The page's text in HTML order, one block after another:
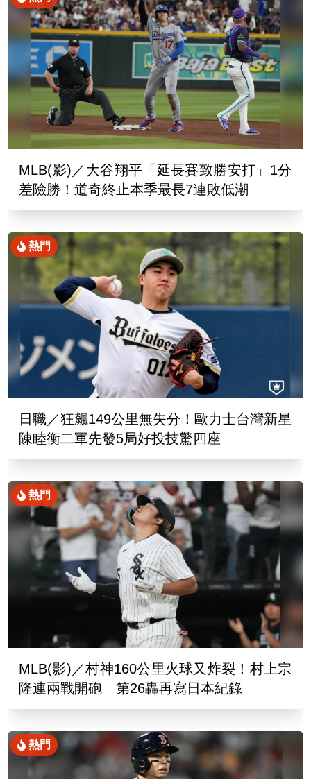
MLB(影)／大谷翔平「延長賽致勝安打」1分
差險勝！道奇終止本季最長7連敗低潮
熱門
日職／狂飆149公里無失分！歐力士台灣新星
陳睦衡二軍先發5局好投技驚四座
熱門
MLB(影)／村神160公里火球又炸裂！村上宗
隆連兩戰開砲 第26轟再寫日本紀錄
熱門